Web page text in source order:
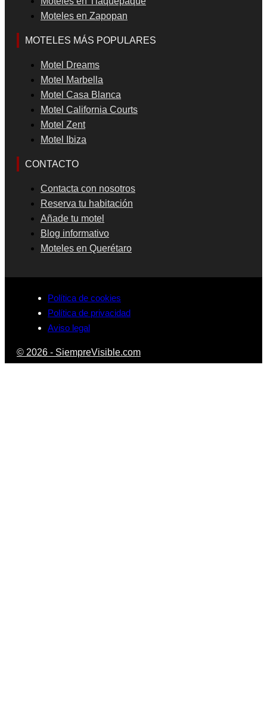
Moteles en Zapopan
MOTELES MÁS POPULARES
Motel Dreams
Motel Marbella
Motel Casa Blanca
Motel California Courts
Motel Zent
Motel Ibiza
CONTACTO
Contacta con nosotros
Reserva tu habitación
Añade tu motel
Blog informativo
Moteles en Querétaro
Política de cookies
Política de privacidad
Aviso legal
© 2026 - SiempreVisible.com